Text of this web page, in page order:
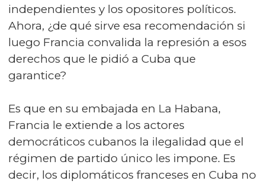
independientes y los opositores políticos.
Ahora, ¿de qué sirve esa recomendación si
luego Francia convalida la represión a esos
derechos que le pidió a Cuba que
garantice?
Es que en su embajada en La Habana,
Francia le extiende a los actores
democráticos cubanos la ilegalidad que el
régimen de partido único les impone. Es
decir, los diplomáticos franceses en Cuba no